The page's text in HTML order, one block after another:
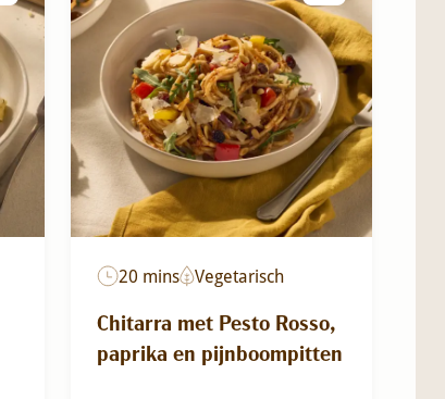
20 mins Vegetarisch
Chitarra met Pesto Rosso,
paprika en pijnboompitten